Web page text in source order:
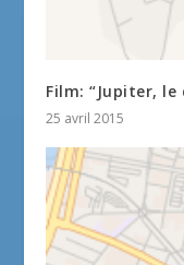
Film: “Jupiter, le
25 avril 2015